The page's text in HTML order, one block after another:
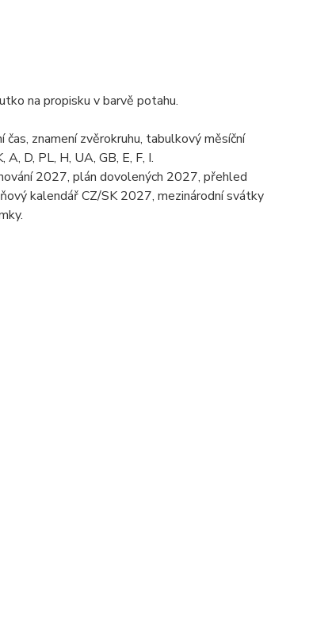
na propisku v barvě potahu.
znamení zvěrokruhu, tabulkový měsíční
D, PL, H, UA, GB, E, F, I.
2027, plán dovolených 2027, přehled
kalendář CZ/SK 2027, mezinárodní svátky